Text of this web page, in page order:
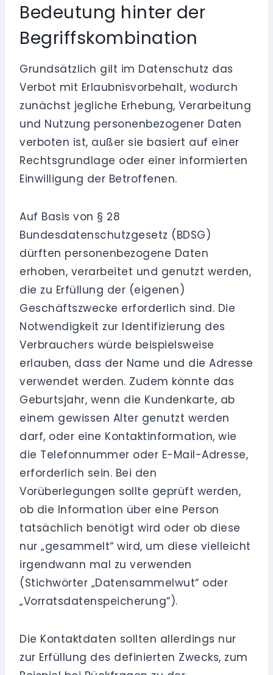
Bedeutung hinter der
Begriffskombination
Grundsätzlich gilt im Datenschutz das
Verbot mit Erlaubnisvorbehalt, wodurch
zunächst jegliche Erhebung, Verarbeitung
und Nutzung personenbezogener Daten
verboten ist, außer sie basiert auf einer
Rechtsgrundlage oder einer informierten
Einwilligung der Betroffenen.
Auf Basis von § 28
Bundesdatenschutzgesetz (BDSG)
dürften personenbezogene Daten
erhoben, verarbeitet und genutzt werden,
die zu Erfüllung der (eigenen)
Geschäftszwecke erforderlich sind. Die
Notwendigkeit zur Identifizierung des
Verbrauchers würde beispielsweise
erlauben, dass der Name und die Adresse
verwendet werden. Zudem könnte das
Geburtsjahr, wenn die Kundenkarte, ab
einem gewissen Alter genutzt werden
darf, oder eine Kontaktinformation, wie
die Telefonnummer oder E-Mail-Adresse,
erforderlich sein. Bei den
Vorüberlegungen sollte geprüft werden,
ob die Information über eine Person
tatsächlich benötigt wird oder ob diese
nur „gesammelt“ wird, um diese vielleicht
irgendwann mal zu verwenden
(Stichwörter „Datensammelwut“ oder
„Vorratsdatenspeicherung“).
Die Kontaktdaten sollten allerdings nur
zur Erfüllung des definierten Zwecks, zum